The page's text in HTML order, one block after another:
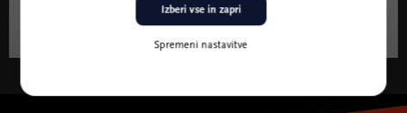
Salon z razgledom 2024
Spremeni nastavitve
Izberi vse in zapri